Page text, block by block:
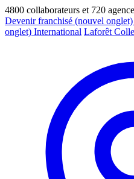
4800 collaborateurs et 720
Devenir franchisé (nouvel onglet)
onglet) International Laforêt